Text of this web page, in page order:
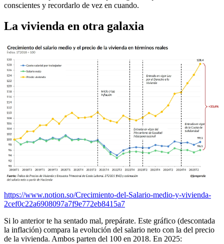
conscientes y recordarlo de vez en cuando.
La vivienda en otra galaxia
https://www.notion.so/Crecimiento-del-Salario-medio-y-vivienda-
2cef0c22a6908097a7f9e772eb8415a7
Si lo anterior te ha sentado mal, prepárate. Este gráfico (descontada
la inflación) compara la evolución del salario neto con la del precio
de la vivienda. Ambos parten del 100 en 2018. En 2025: